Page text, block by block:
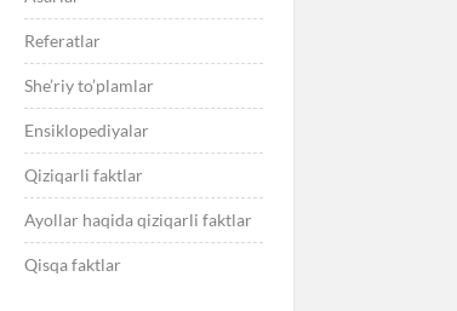
Referatlar
She’riy to’plamlar
Ensiklopediyalar
Qiziqarli faktlar
Ayollar haqida qiziqarli faktlar
Qisqa faktlar